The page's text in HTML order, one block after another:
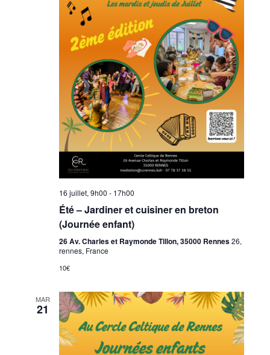
16 juillet, 9h00 - 17h00
Été – Jardiner et cuisiner en breton
(Journée enfant)
26 Av. Charles et Raymonde Tillon, 35000 Rennes26,
rennes, France
10€
MAR
21